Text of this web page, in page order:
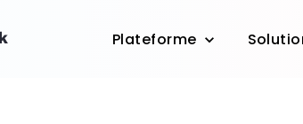
Plateforme